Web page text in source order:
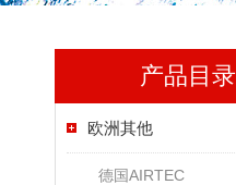
产品目录
欧洲其他
德国AIRTEC